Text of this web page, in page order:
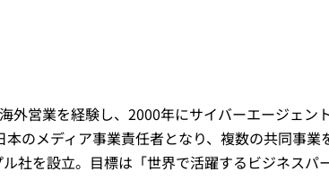
外営業を経験し、2000年にサイバーエージェン
のメディア事業責任者となり、複数の共同事
社を設立。目標は「世界で活躍するビジネスパ